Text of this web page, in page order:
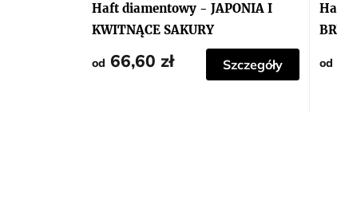
Haft diamentowy - JAPONIA I
KWITNĄCE SAKURY
od 66,60 zł Szczegóły od